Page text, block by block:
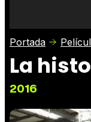
Críticas
Portada
La
2016